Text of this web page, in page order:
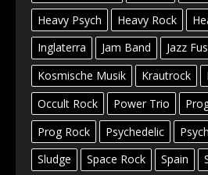
Heavy Psych
Heavy Rock
Inglaterra
Jam Band Jazz
Kosmische Musik
Krautrock
Occult Rock
Power Trio
Prog Rock
Psychedelic
Sludge
Space Rock Spain